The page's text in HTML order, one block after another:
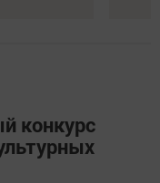
конкурс